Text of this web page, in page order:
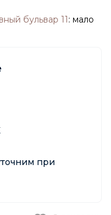
бульвар 11: мало
при